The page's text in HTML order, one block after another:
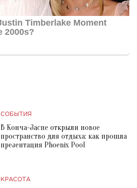
СОБЫТИЯ
В Конча-Заспе открыли новое
пространство для отдыха: как прошла
презентация Phoenix Pool
КРАСОТА